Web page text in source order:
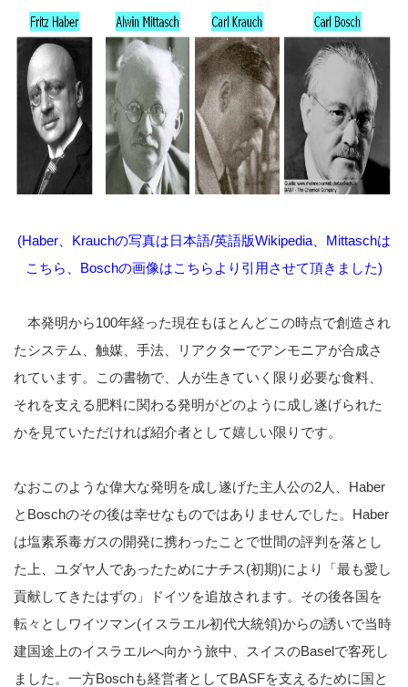
(Haber、Krauchの写真は日本語/英語版Wikipedia、Mittaschは
こちら
、Boschの画像はこちら より引用させて頂きました)
本発明から100年経った現在もほとんどこの時点で創造され
たシステム、触媒、手法、リアクターでアンモニアが合成さ
れています。この書物で、人が生きていく限り必要な食料、
それを支える肥料に関わる発明がどのように成し遂げられた
かを見ていただければ紹介者として嬉しい限りです。
なおこのような偉大な発明を成し遂げた主人公の2人、Haber
とBoschのその後は幸せなものではありませんでした。Haber
は塩素系毒ガスの開発に携わったことで世間の評判を落とし
た上、ユダヤ人であったためにナチス(初期)により「最も愛し
貢献してきたはずの」ドイツを追放されます。その後各国を
転々としワイツマン(イスラエル初代大統領)からの誘いで当時
建国途上のイスラエルへ向かう旅中、スイスのBaselで客死し
ました。一方Boschも経営者としてBASFを支えるために国と